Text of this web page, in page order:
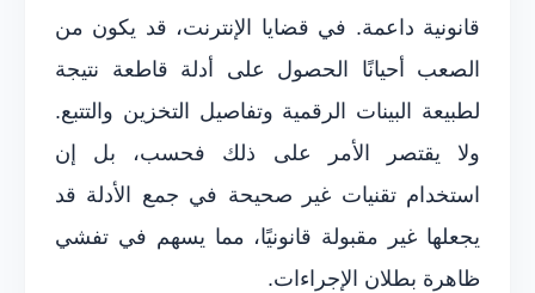
قانونية داعمة. في قضايا الإنترنت، قد يكون من
الصعب أحيانًا الحصول على أدلة قاطعة نتيجة
لطبيعة البينات الرقمية وتفاصيل التخزين والتتبع.
ولا يقتصر الأمر على ذلك فحسب، بل إن
استخدام تقنيات غير صحيحة في جمع الأدلة قد
يجعلها غير مقبولة قانونيًا، مما يسهم في تفشي
ظاهرة بطلان الإجراءات.